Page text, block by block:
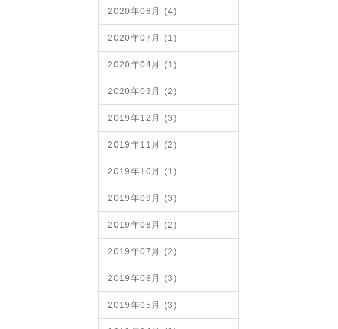
2020年08月 (4)
2020年07月 (1)
2020年04月 (1)
2020年03月 (2)
2019年12月 (3)
2019年11月 (2)
2019年10月 (1)
2019年09月 (3)
2019年08月 (2)
2019年07月 (2)
2019年06月 (3)
2019年05月 (3)